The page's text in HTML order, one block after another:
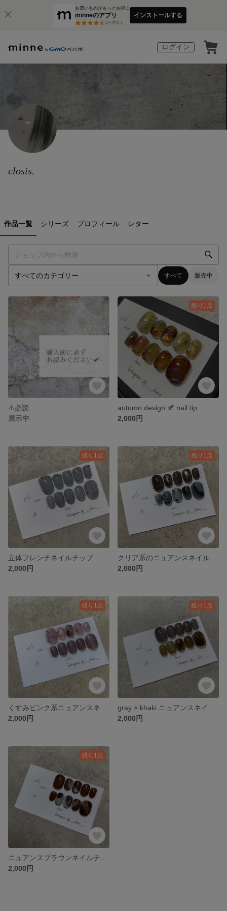
お買いものがもっとお得に
minneのアプリ
3万件以上
インストールする
ログイン
closis.
作品一覧 シリーズ プロフィール レター
すべて 販売中
⚠️必読
展示中
残り1点
autumn design 🍂 nail tip
2,000円
残り1点
立体フレンチネイルチップ
2,000円
残り1点
2,000円
残り1点
2,000円
残り1点
2,000円
残り1点
2,000円